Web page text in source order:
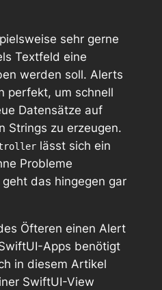
sehr gerne
Textfeld eine
werden soll. Alerts
perfekt, um schnell
Datensätze auf
Strings zu erzeugen.
lässt sich ein
Probleme
das hingegen gar
Öfteren einen Alert
Apps benötigt
in diesem Artikel
SwiftUI-View